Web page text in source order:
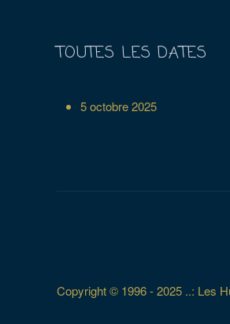
TOUTES LES DATES
5 octobre 2025
Copyright © 1996 - 2025 ..: Les